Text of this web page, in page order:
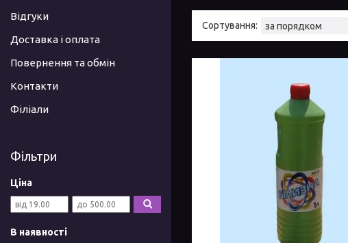
Відгуки
Доставка і оплата
Повернення та обмін
Контакти
Філіали
Фільтри
Ціна
В наявності